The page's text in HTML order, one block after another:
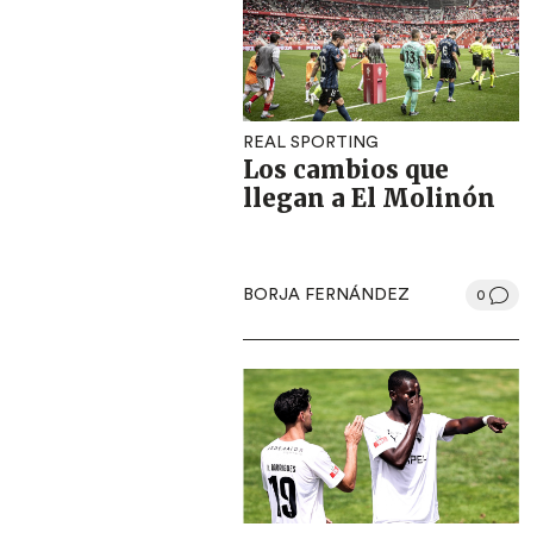
REAL SPORTING
Los cambios que
llegan a El Molinón
BORJA FERNÁNDEZ 0